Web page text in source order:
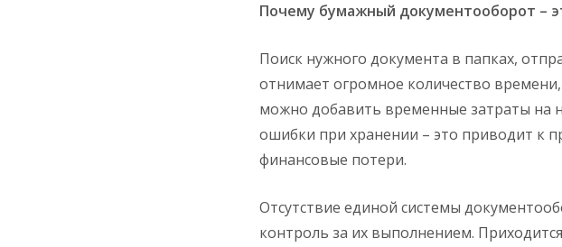
Почему бумажный документооборот –
Поиск нужного документа в папках,
отнимает огромное количество
можно добавить временные затраты на
ошибки при хранении – это приводит к
финансовые потери.
Отсутствие единой системы
контроль за их выполнением.